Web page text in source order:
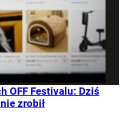
OFF Festivalu: Dziś
zrobił